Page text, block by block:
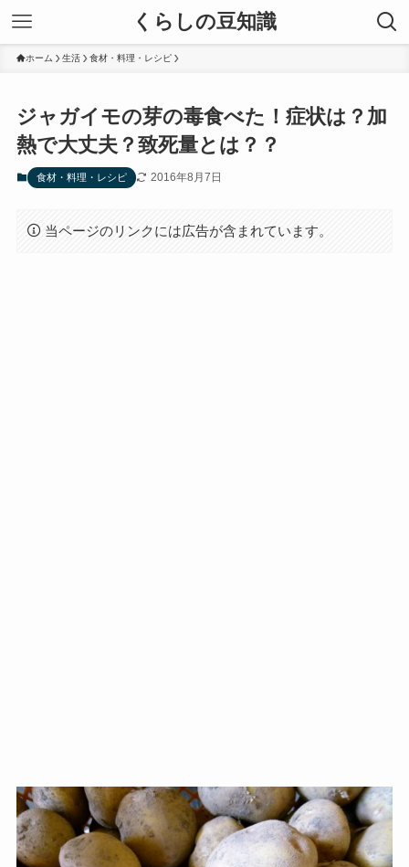
くらしの豆知識
ホーム 生活 食材・料理・レシピ
ジャガイモの芽の毒食べた！症状は？加
熱で大丈夫？致死量とは？？
食材・料理・レシピ 2016年8月7日
当ページのリンクには広告が含まれています。